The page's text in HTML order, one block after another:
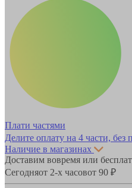
Плати частями
Делите оплату на 4 части, без
Наличие в магазинах
Доставим вовремя или
Сегодняот 2-х часовот 90 ₽